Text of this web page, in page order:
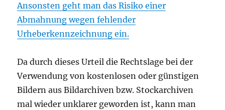
Ansonsten geht man das Risiko einer
Abmahnung wegen fehlender
Urheberkennzeichnung ein.
Da durch dieses Urteil die Rechtslage bei der
Verwendung von kostenlosen oder günstigen
Bildern aus Bildarchiven bzw. Stockarchiven
mal wieder unklarer geworden ist, kann man